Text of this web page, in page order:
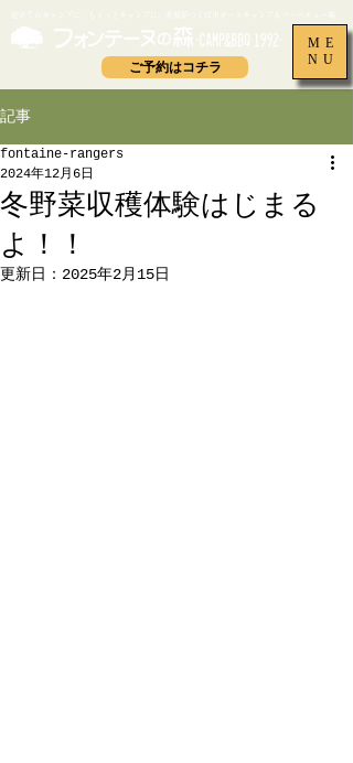
ご予約はコチラ
ME
NU
記事
冬野菜収穫体験はじまる
よ！！
fontaine-rangers
2024年12月6日
更新日： 2025年2月15日